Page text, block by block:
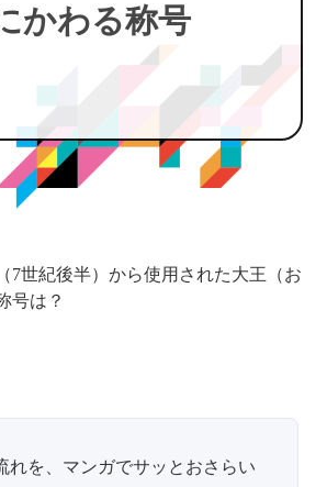
かわる称号
7世紀後半）から使用された大王（お
号は？
れを、マンガでサッとおさらい